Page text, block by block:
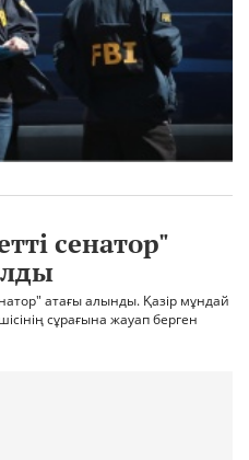
сенатор"
атағы алынды. Қазір мұндай
сұрағына жауап берген